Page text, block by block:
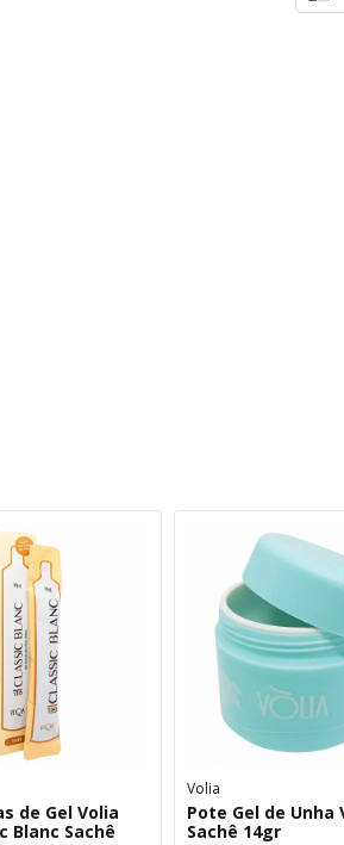
de Gel Volia
Blanc Sachê
Volia
Pote Gel de Unha
Sachê 14gr